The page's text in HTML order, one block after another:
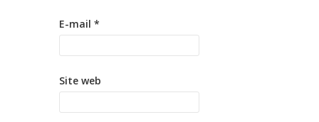
E-mail *
Site web